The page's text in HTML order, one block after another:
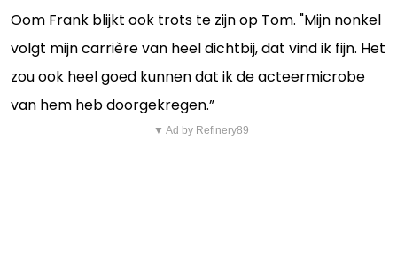
Oom Frank blijkt ook trots te zijn op Tom. "Mijn nonkel
volgt mijn carrière van heel dichtbij, dat vind ik fijn. Het
zou ook heel goed kunnen dat ik de acteermicrobe
van hem heb doorgekregen.”
▼ Ad by Refinery89